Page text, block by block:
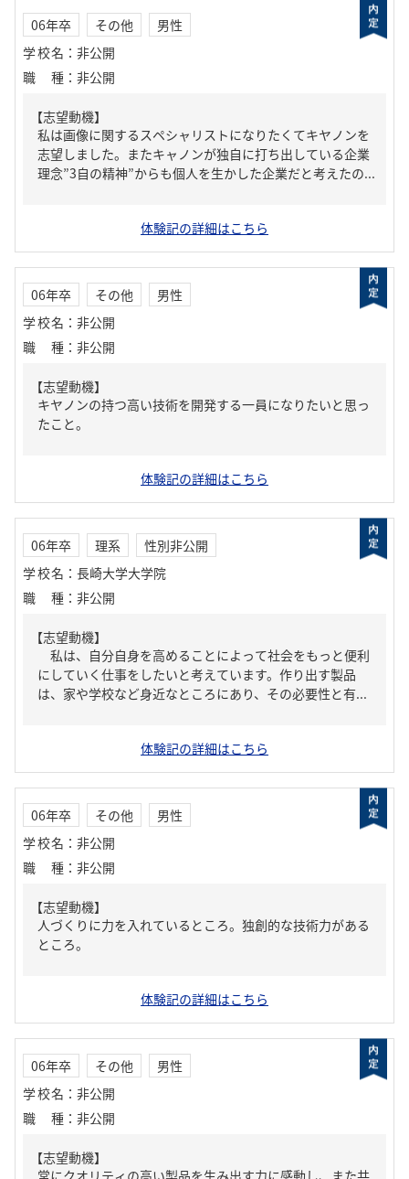
06年卒 その他
男性
学校名 ： 非公開
職種 ： 非公開
【志望動機】
私は画像に関するスペシャリストになりたくてキヤノンを
志望しました。またキャノンが独自に打ち出している企業
理念”3自の精神”からも個人を生かした企業だと考えたの...
体験記の詳細はこちら
06年卒 その他
男性
学校名 ： 非公開
職種 ： 非公開
【志望動機】
キヤノンの持つ高い技術を開発する一員になりたいと思っ
たこと。
体験記の詳細はこちら
06年卒 理系
性別非公開
学校名 ： 長崎大学大学院
職種 ： 非公開
【志望動機】
私は、自分自身を高めることによって社会をもっと便利
にしていく仕事をしたいと考えています。作り出す製品
は、家や学校など身近なところにあり、その必要性と有...
体験記の詳細はこちら
06年卒 その他
男性
学校名 ： 非公開
職種 ： 非公開
【志望動機】
人づくりに力を入れているところ。独創的な技術力がある
ところ。
体験記の詳細はこちら
06年卒 その他
男性
学校名 ： 非公開
職種 ： 非公開
【志望動機】
常にクオリティの高い製品を生み出す力に感動し、また共